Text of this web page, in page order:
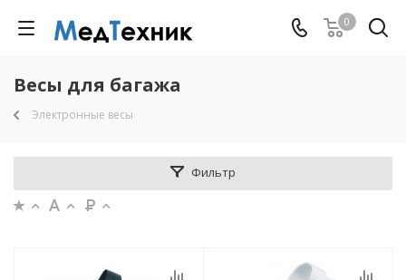
0
Весы для багажа
Электронные весы
Фильтр